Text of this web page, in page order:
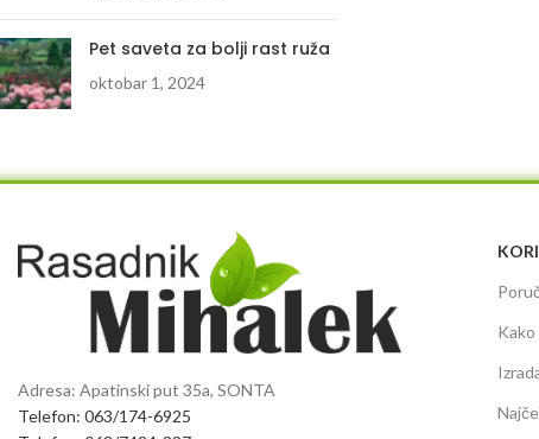
Pet saveta za bolji rast ruža
oktobar 1, 2024
Adresa: Apatinski put 35a, SONTA
Telefon: 063/174-6925